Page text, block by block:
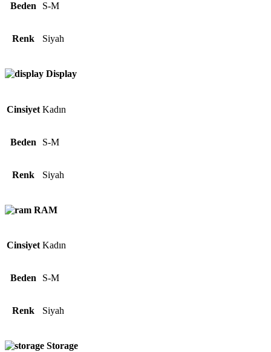
Beden S-M
Renk Siyah
Display
Cinsiyet Kadın
Beden S-M
Renk Siyah
RAM
Cinsiyet Kadın
Beden S-M
Renk Siyah
Storage